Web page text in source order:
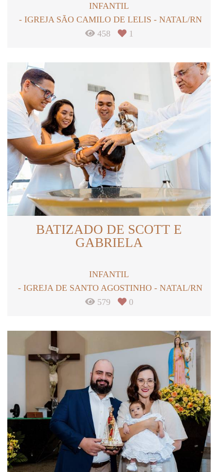
INFANTIL
IGREJA SÃO CAMILO DE LELIS - NATAL/RN
458
1
BATIZADO DE SCOTT E
GABRIELA
INFANTIL
IGREJA DE SANTO AGOSTINHO - NATAL/RN
579
0